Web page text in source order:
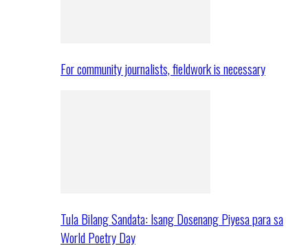
For community journalists, fieldwork is necessary
Tula Bilang Sandata: Isang Dosenang Piyesa para sa
World Poetry Day